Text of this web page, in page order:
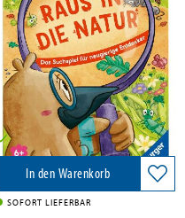
Raus in die Natur - Reisespiel ab 6
Jahre
Ravensburger Spieleverlag, 2026
7,99 €
Versandkostenfrei in DE
In den Warenkorb
SOFORT LIEFERBAR